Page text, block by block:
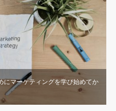
にマーケティングを学び始めてか